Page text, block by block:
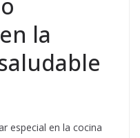
la
especial en la cocina